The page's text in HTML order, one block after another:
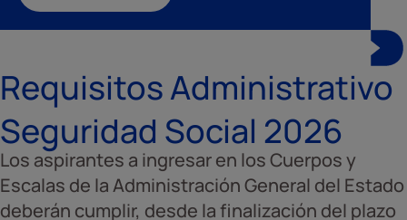
Requisitos Administrativo
Seguridad Social 2026
Los aspirantes a ingresar en los Cuerpos y
Escalas de la Administración General del Estado
deberán cumplir, desde la finalización del plazo